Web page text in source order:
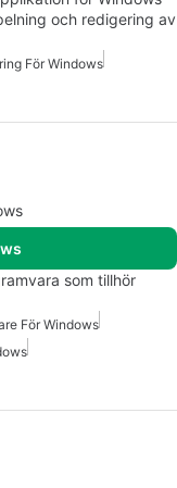
och redigering av
För Windows
som tillhör
För Windows